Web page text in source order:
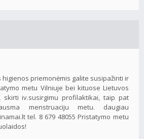
higienos priemonėmis galite susipažinti ir
metu Vilniuje bei kituose Lietuvos
skirti iv.susirgimu profilaktikai, taip pat
menstruaciju metu. daugiau
tel. 8 679 48055 Pristatymo metu